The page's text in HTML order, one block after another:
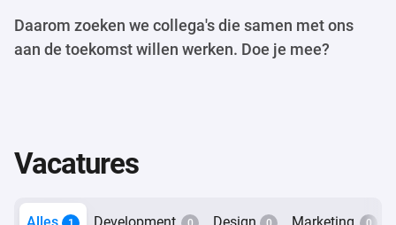
Daarom zoeken we collega's die samen met ons
aan de toekomst willen werken. Doe je mee?
Vacatures